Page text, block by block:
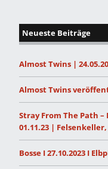
Neueste Beiträge
Almost Twins |
Almost Twins
Stray From The Path
01.11.23 |
Bosse I 27.10.2023 I